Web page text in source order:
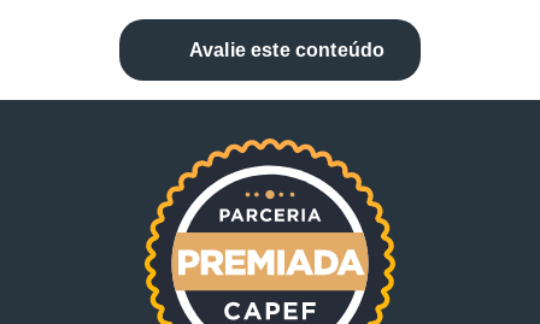
Avalie este conteúdo